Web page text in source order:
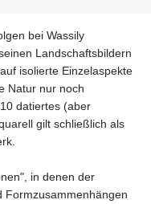
bei Wassily
Landschaftsbildern
isolierte Einzelaspekte
Natur nur noch
datiertes (aber
gilt schließlich als
in denen der
Formzusammenhängen